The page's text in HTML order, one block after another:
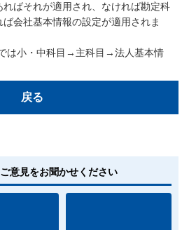
ばそれが適用され、なければ勘定科
会社基本情報の設定が適用されま
は小・中科目→主科目→法人基本情
戻る
意見をお聞かせください